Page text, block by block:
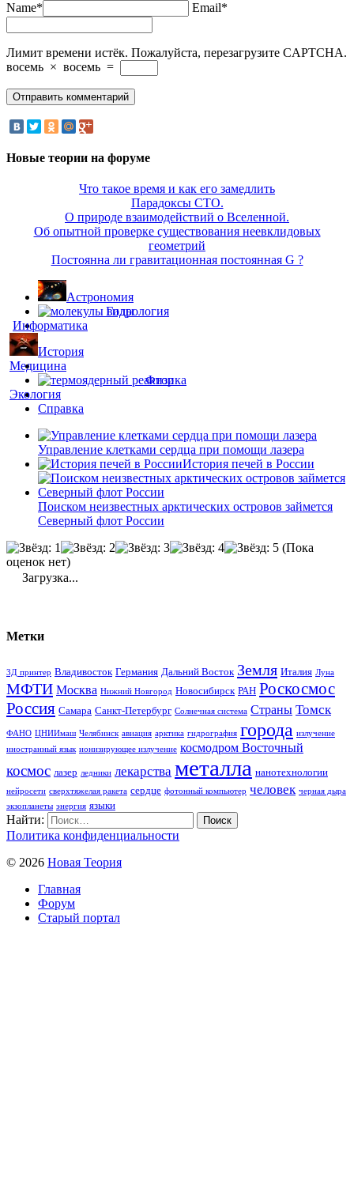
Name* Email*
Лимит времени истёк. Пожалуйста, перезагрузите CAPTCHA.
восемь × восемь =
Новые теории на форуме
Что такое время и как его замедлить
Парадоксы СТО.
О природе взаимодействий о Вселенной.
Об опытной проверке существования неевклидовых
геометрий
Постоянна ли гравитационная постоянная G ?
Астрономия
Гидрология
Информатика
История
Медицина
Физика
Экология
Справка
Управление клетками сердца при помощи лазера
История печей в России
Поиском неизвестных арктических островов займется
Северный флот России
(Пока
оценок нет)
Загрузка...
Метки
3Д принтер Владивосток Германия Дальний Восток Земля Италия Луна
МФТИ Москва Нижний Новгород Новосибирск РАН Роскосмос
Россия Самара Санкт-Петербург Солнечная система Страны Томск
ФАНО ЦНИИмаш Челябинск авиация арктика гидрография города излучение
иностранный язык ионизирующее излучение космодром Восточный
космос лазер ледники лекарства металла нанотехнологии
нейросети сверхтяжелая ракета сердце фотонный компьютер человек черная дыра
экзопланеты энергия языки
Найти:
Политика конфиденциальности
© 2026 Новая Теория
Главная
Форум
Старый портал